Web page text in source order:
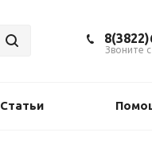
Звоните
Статьи